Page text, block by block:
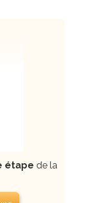
étape de la